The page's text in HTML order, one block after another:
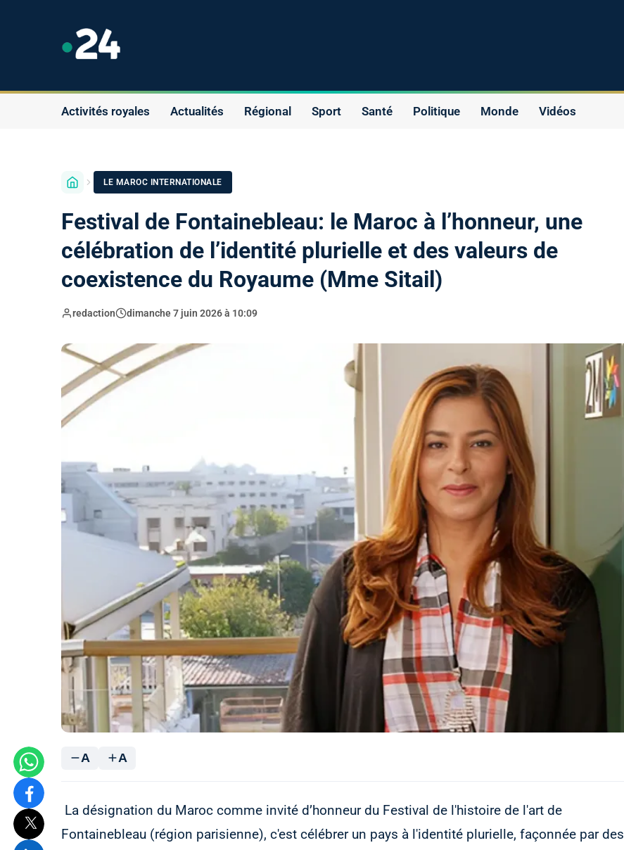
Activités royales Actualités Régional Sport Santé Politique Monde Vidéos
LE MAROC INTERNATIONALE
Festival de Fontainebleau: le Maroc à l’honneur, une
célébration de l’identité plurielle et des valeurs de
coexistence du Royaume (Mme Sitail)
redaction dimanche 7 juin 2026 à 10:09
A A
La désignation du Maroc comme invité d’honneur du Festival de l'histoire de l'art de
Fontainebleau (région parisienne), c'est célébrer un pays à l'identité plurielle, façonnée par des